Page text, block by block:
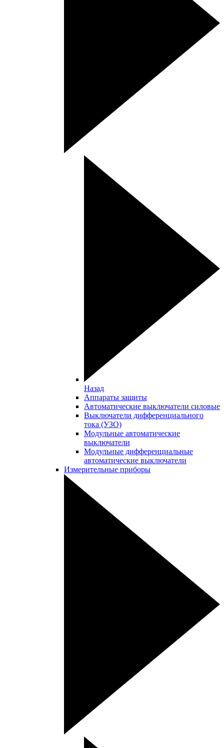
Назад
Аппараты защиты
Автоматические выключатели силовые
Выключатели дифференциального
тока (УЗО)
Модульные автоматические
выключатели
Модульные дифференциальные
автоматические выключатели
Измерительные приборы